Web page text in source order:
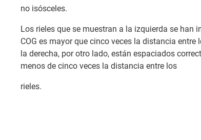
no isósceles.
Los rieles que se muestran a la izquierda se han
COG es mayor que cinco veces la distancia entre
la derecha, por otro lado, están espaciados
menos de cinco veces la distancia entre los
rieles.